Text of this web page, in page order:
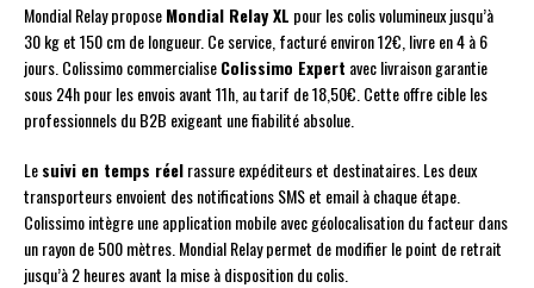
Mondial Relay proposeMondial Relay XL pour les colis volumineux jusqu’à
30 kg et 150 cm de longueur. Ce service, facturé environ 12€, livre en 4 à 6
jours. Colissimo commercialiseColissimo Expert avec livraison garantie
sous 24h pour les envois avant 11h, au tarif de 18,50€. Cette offre cible les
professionnels du B2B exigeant une fiabilité absolue.
Lesuivi en temps réelrassure expéditeurs et destinataires. Les deux
transporteurs envoient des notifications SMS et email à chaque étape.
Colissimo intègre une application mobile avec géolocalisation du facteur dans
un rayon de 500 mètres. Mondial Relay permet de modifier le point de retrait
jusqu’à 2 heures avant la mise à disposition du colis.